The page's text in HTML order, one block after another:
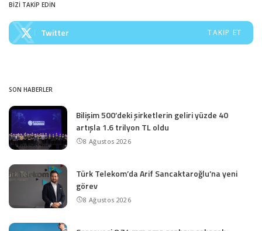
BİZİ TAKİP EDİN
Twitter TAKIP ET
SON HABERLER
Bilişim 500’deki şirketlerin geliri yüzde 40
artışla 1.6 trilyon TL oldu
8 Ağustos 2026
Türk Telekom’da Arif Sancaktaroğlu’na yeni
görev
8 Ağustos 2026